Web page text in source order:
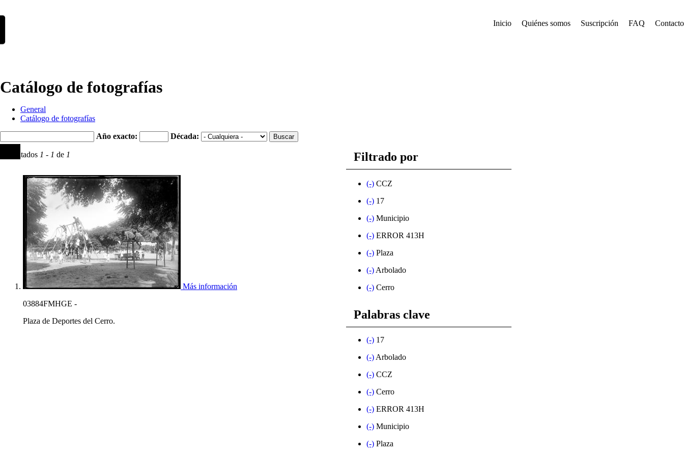
Inicio Quiénes somos Suscripción FAQ Contacto
Catálogo de fotografías
General
Catálogo de fotografías
Año exacto: Década:
Resultados 1 - 1 de 1
Más información
03884FMHGE -
Plaza de Deportes del Cerro.
Filtrado por
(-) CCZ
(-) 17
(-) Municipio
(-) ERROR 413H
(-) Plaza
(-) Arbolado
(-) Cerro
Palabras clave
(-) 17
(-) Arbolado
(-) CCZ
(-) Cerro
(-) ERROR 413H
(-) Municipio
(-) Plaza